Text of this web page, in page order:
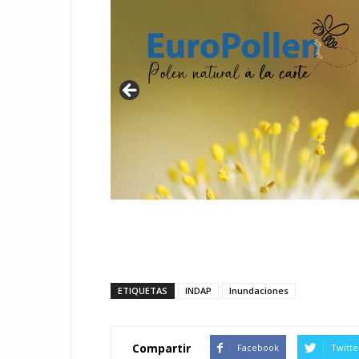
ETIQUETAS INDAP Inundaciones
Compartir Facebook